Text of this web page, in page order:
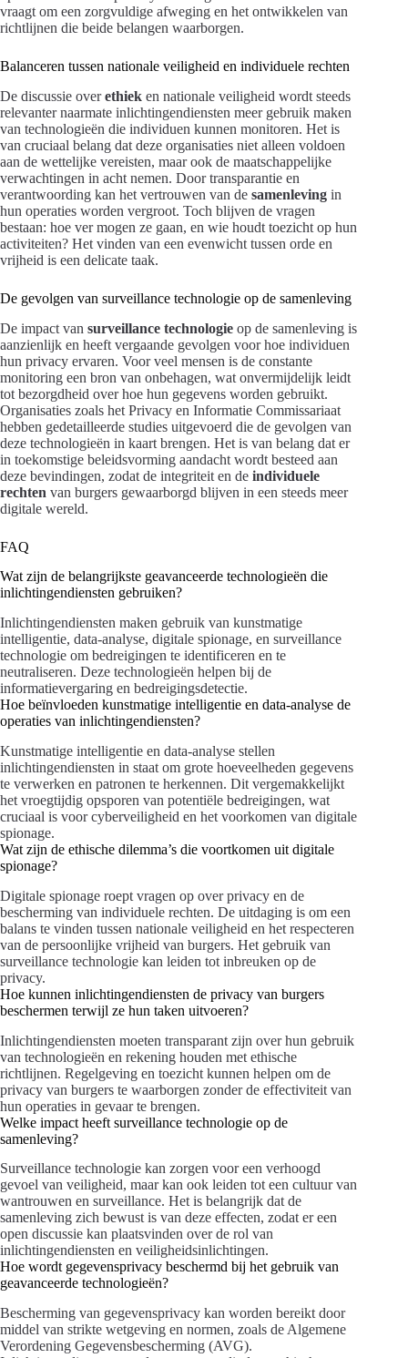
vraagt om een zorgvuldige afweging en het ontwikkelen van
richtlijnen die beide belangen waarborgen.
Balanceren tussen nationale veiligheid en individuele rechten
De discussie overethiek en nationale veiligheid wordt steeds
relevanter naarmate inlichtingendiensten meer gebruik maken
van technologieën die individuen kunnen monitoren. Het is
van cruciaal belang dat deze organisaties niet alleen voldoen
aan de wettelijke vereisten, maar ook de maatschappelijke
verwachtingen in acht nemen. Door transparantie en
verantwoording kan het vertrouwen van de samenleving in
hun operaties worden vergroot. Toch blijven de vragen
bestaan: hoe ver mogen ze gaan, en wie houdt toezicht op hun
activiteiten? Het vinden van een evenwicht tussen orde en
vrijheid is een delicate taak.
De gevolgen van surveillance technologie op de samenleving
De impact van surveillance technologie op de samenleving is
aanzienlijk en heeft vergaande gevolgen voor hoe individuen
hun privacy ervaren. Voor veel mensen is de constante
monitoring een bron van onbehagen, wat onvermijdelijk leidt
tot bezorgdheid over hoe hun gegevens worden gebruikt.
Organisaties zoals het Privacy en Informatie Commissariaat
hebben gedetailleerde studies uitgevoerd die de gevolgen van
deze technologieën in kaart brengen. Het is van belang dat er
in toekomstige beleidsvorming aandacht wordt besteed aan
deze bevindingen, zodat de integriteit en de individuele
rechten van burgers gewaarborgd blijven in een steeds meer
digitale wereld.
FAQ
Wat zijn de belangrijkste geavanceerde technologieën die
inlichtingendiensten gebruiken?
Inlichtingendiensten maken gebruik van kunstmatige
intelligentie, data-analyse, digitale spionage, en surveillance
technologie om bedreigingen te identificeren en te
neutraliseren. Deze technologieën helpen bij de
informatievergaring en bedreigingsdetectie.
Hoe beïnvloeden kunstmatige intelligentie en data-analyse de
operaties van inlichtingendiensten?
Kunstmatige intelligentie en data-analyse stellen
inlichtingendiensten in staat om grote hoeveelheden gegevens
te verwerken en patronen te herkennen. Dit vergemakkelijkt
het vroegtijdig opsporen van potentiële bedreigingen, wat
cruciaal is voor cyberveiligheid en het voorkomen van digitale
spionage.
Wat zijn de ethische dilemma’s die voortkomen uit digitale
spionage?
Digitale spionage roept vragen op over privacy en de
bescherming van individuele rechten. De uitdaging is om een
balans te vinden tussen nationale veiligheid en het respecteren
van de persoonlijke vrijheid van burgers. Het gebruik van
surveillance technologie kan leiden tot inbreuken op de
privacy.
Hoe kunnen inlichtingendiensten de privacy van burgers
beschermen terwijl ze hun taken uitvoeren?
Inlichtingendiensten moeten transparant zijn over hun gebruik
van technologieën en rekening houden met ethische
richtlijnen. Regelgeving en toezicht kunnen helpen om de
privacy van burgers te waarborgen zonder de effectiviteit van
hun operaties in gevaar te brengen.
Welke impact heeft surveillance technologie op de
samenleving?
Surveillance technologie kan zorgen voor een verhoogd
gevoel van veiligheid, maar kan ook leiden tot een cultuur van
wantrouwen en surveillance. Het is belangrijk dat de
samenleving zich bewust is van deze effecten, zodat er een
open discussie kan plaatsvinden over de rol van
inlichtingendiensten en veiligheidsinlichtingen.
Hoe wordt gegevensprivacy beschermd bij het gebruik van
geavanceerde technologieën?
Bescherming van gegevensprivacy kan worden bereikt door
middel van strikte wetgeving en normen, zoals de Algemene
Verordening Gegevensbescherming (AVG).